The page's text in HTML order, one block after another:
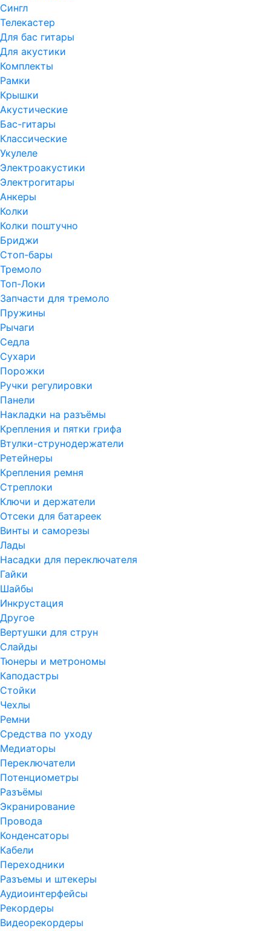
Сингл
Телекастер
Для бас гитары
Для акустики
Комплекты
Рамки
Крышки
Акустические
Бас-гитары
Классические
Укулеле
Электроакустики
Электрогитары
Анкеры
Колки
Колки поштучно
Бриджи
Стоп-бары
Тремоло
Топ-Локи
Запчасти для тремоло
Пружины
Рычаги
Седла
Сухари
Порожки
Ручки регулировки
Панели
Накладки на разъёмы
Крепления и пятки грифа
Втулки-струнодержатели
Ретейнеры
Крепления ремня
Стреплоки
Ключи и держатели
Отсеки для батареек
Винты и саморезы
Лады
Насадки для переключателя
Гайки
Шайбы
Инкрустация
Другое
Вертушки для струн
Слайды
Тюнеры и метрономы
Каподастры
Стойки
Чехлы
Ремни
Средства по уходу
Медиаторы
Переключатели
Потенциометры
Разъёмы
Экранирование
Провода
Конденсаторы
Кабели
Переходники
Разъемы и штекеры
Аудиоинтерфейсы
Рекордеры
Видеорекордеры